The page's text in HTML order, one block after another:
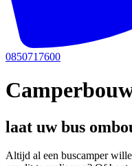
0850717600
laat uw bus
Altijd al een buscamper